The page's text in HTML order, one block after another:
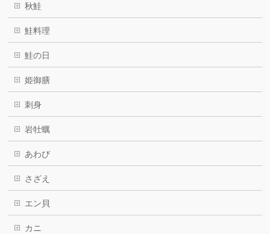
秋鮭
鮭料理
鮭の日
姫御膳
刺身
岩牡蠣
あわび
さざえ
エン貝
カニ